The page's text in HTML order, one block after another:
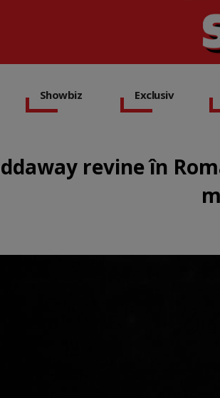
Showbiz Exclusiv
revine în